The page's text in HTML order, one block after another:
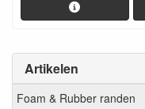
Artikelen
Foam & Rubber randen